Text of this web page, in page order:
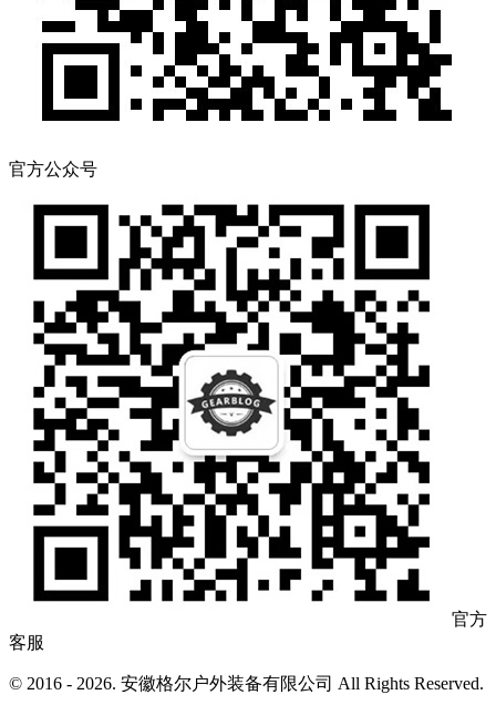
官方公众号
官方
客服
© 2016 - 2026. 安徽格尔户外装备有限公司 All Rights Reserved.